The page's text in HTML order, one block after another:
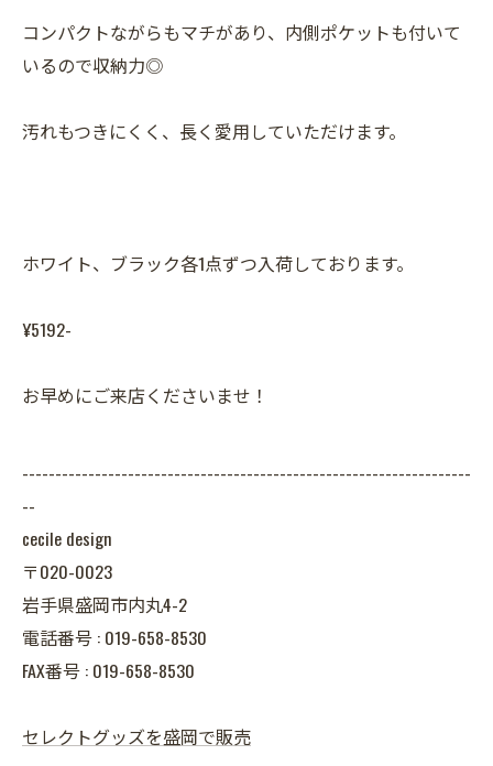
コンパクトながらもマチがあり、内側ポケットも付いて
いるので収納力◎
汚れもつきにくく、長く愛用していただけます。
ホワイト、ブラック各1点ずつ入荷しております。
¥5192-
お早めにご来店くださいませ！
--------------------------------------------------------------------
--
cecile design
〒020-0023
岩手県盛岡市内丸4-2
電話番号 : 019-658-8530
FAX番号 : 019-658-8530
セレクトグッズを盛岡で販売